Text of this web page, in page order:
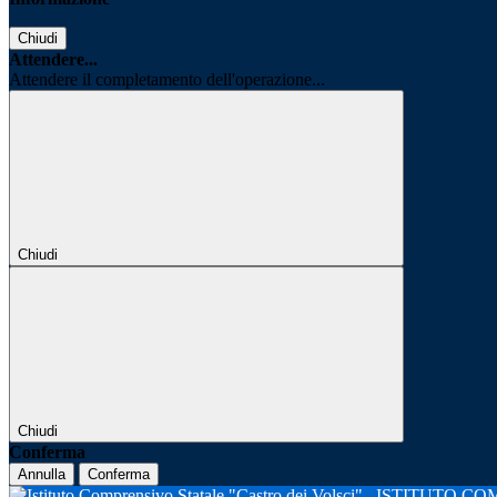
Chiudi
Attendere...
Attendere il completamento dell'operazione...
Chiudi
Chiudi
Conferma
Annulla Conferma